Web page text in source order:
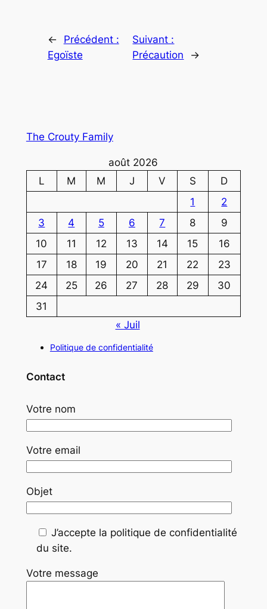
←
Précédent :
Egoïste
Suivant :
Précaution
→
The Crouty Family
août 2026
L
M M J V S
D
1
2
3
4 5 6 7 8
9
10
11 12 13 14 15
16
17
18 19 20 21 22
23
24
25 26 27 28 29
30
31
« Juil
Politique de confidentialité
Contact
Votre nom
Votre email
Objet
J’accepte la politique de confidentialité
du site.
Votre message